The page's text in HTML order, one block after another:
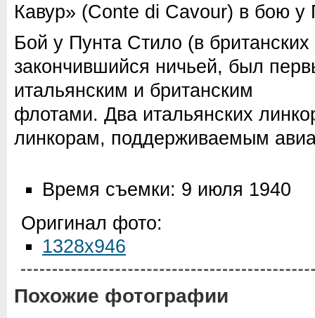
Кавур» (Conte di Cavour) в бою у
Бой у Пунта Стило (в
закончившийся ничьей, был
итальянским и британским
флотами. Два итальянских
линкорам, поддерживаемым
Время съемки: 9 июля 1940
Оригинал фото:
1328x946
Похожие фотографии